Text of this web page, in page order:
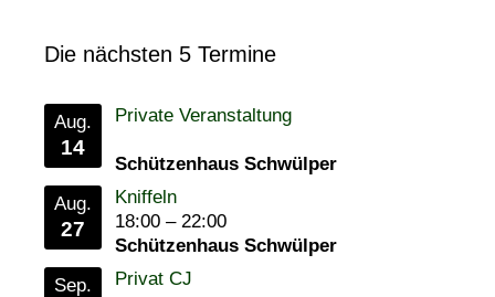
Die nächsten 5 Termine
Aug.
14
Private Veranstaltung
Schützenhaus Schwülper
Aug.
27
Kniffeln
18:00 – 22:00
Schützenhaus Schwülper
Sep.
Privat CJ